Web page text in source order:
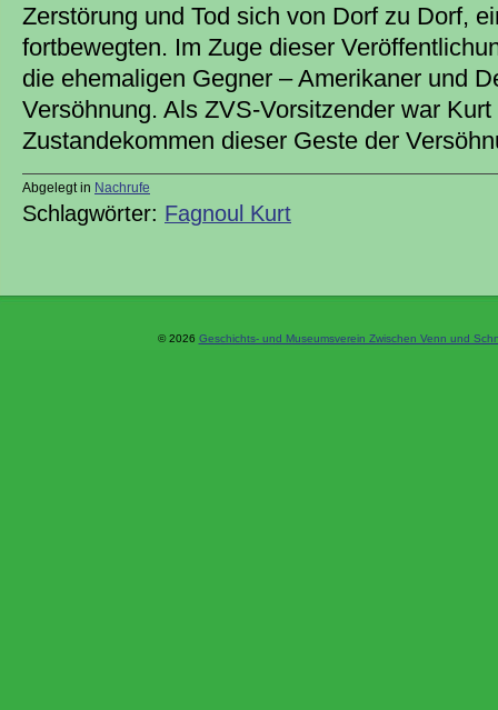
Zerstörung und Tod sich von Dorf zu Dorf,
fortbewegten. Im Zuge dieser
die ehemaligen Gegner – Amerikaner und
Versöhnung. Als ZVS-Vorsitzender war
Zustandekommen dieser Geste der
Abgelegt in Nachrufe
Schlagwörter: Fagnoul Kurt
© 2026 Geschichts- und Museumsverein Zwischen Venn und